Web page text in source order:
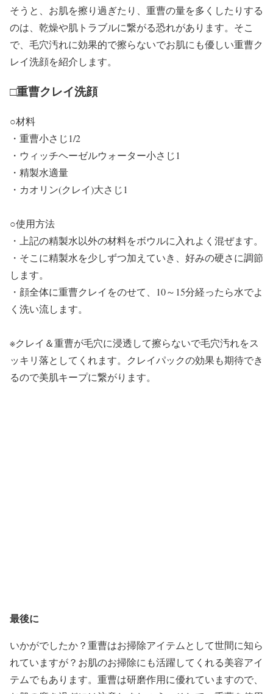
そうと、お肌を擦り過ぎたり、重曹の量を多くしたりする
のは、乾燥や肌トラブルに繋がる恐れがあります。そこ
で、毛穴汚れに効果的で擦らないでお肌にも優しい重曹ク
レイ洗顔を紹介します。
□重曹クレイ洗顔
○材料
・重曹小さじ1/2
・ウィッチヘーゼルウォーター小さじ1
・精製水適量
・カオリン(クレイ)大さじ1
○使用方法
・上記の精製水以外の材料をボウルに入れよく混ぜます。
・そこに精製水を少しずつ加えていき、好みの硬さに調節
します。
・顔全体に重曹クレイをのせて、10～15分経ったら水でよ
く洗い流します。
※クレイ＆重曹が毛穴に浸透して擦らないで毛穴汚れをス
ッキリ落としてくれます。クレイパックの効果も期待でき
るので美肌キープに繋がります。
最後に
いかがでしたか？重曹はお掃除アイテムとして世間に知ら
れていますが？お肌のお掃除にも活躍してくれる美容アイ
テムでもあります。重曹は研磨作用に優れていますので、